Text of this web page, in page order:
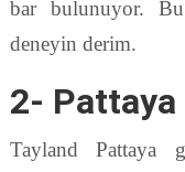
bar bulunuyor. Bu
deneyin derim.
2- Pattaya
Tayland Pattaya